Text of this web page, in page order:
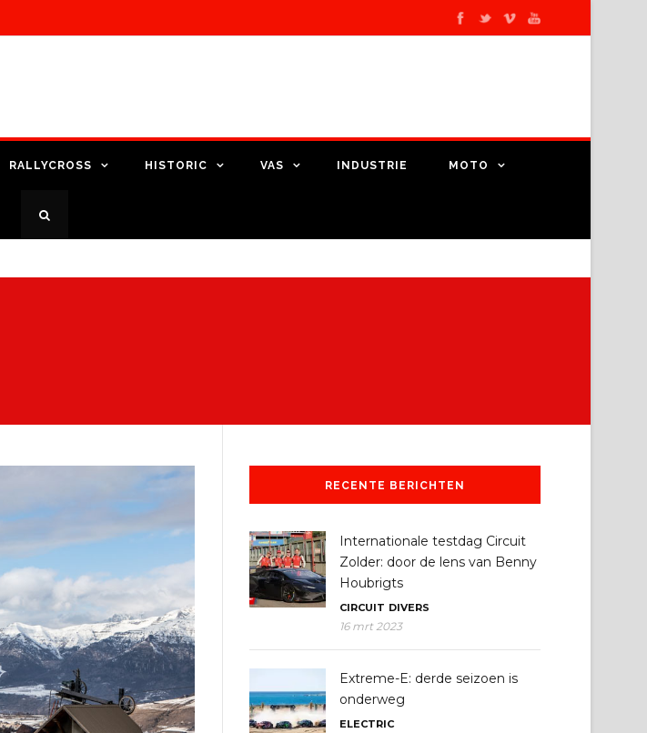
RALLYCROSS HISTORIC VAS INDUSTRIE MOTO
RECENTE BERICHTEN
Internationale testdag Circuit
Zolder: door de lens van Benny
Houbrigts
CIRCUIT DIVERS
16 mrt 2023
Extreme-E: derde seizoen is
onderweg
ELECTRIC